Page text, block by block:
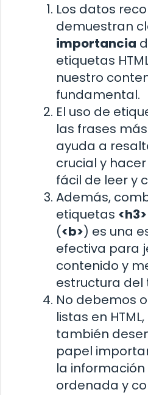
Los datos
demuestran
importancia
etiquetas
nuestro
fundamental.
El uso de
las frases
ayuda a
crucial y
fácil de leer y
Además,
etiquetas <h3>
(<b>) es una
efectiva para
contenido y
estructura del
No debemos
listas en
también
papel
la
ordenada y